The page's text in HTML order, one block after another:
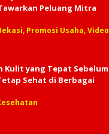
Peluang Mitra
Promosi Usaha, Video
Kulit yang Tepat Sebelum
Sehat di Berbagai